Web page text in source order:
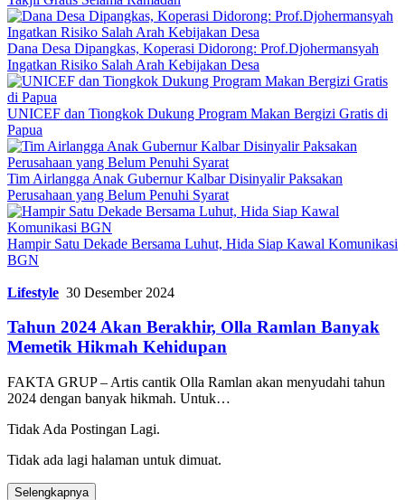
Dana Desa Dipangkas, Koperasi Didorong: Prof.Djohermansyah
Ingatkan Risiko Salah Arah Kebijakan Desa
UNICEF dan Tiongkok Dukung Program Makan Bergizi Gratis di
Papua
Tim Airlangga Anak Gubernur Kalbar Disinyalir Paksakan
Perusahaan yang Belum Penuhi Syarat
Hampir Satu Dekade Bersama Luhut, Hida Siap Kawal Komunikasi
BGN
Lifestyle 30 Desember 2024
Tahun 2024 Akan Berakhir, Olla Ramlan Banyak
Memetik Hikmah Kehidupan
FAKTA GRUP – Artis cantik Olla Ramlan akan menyudahi tahun
2024 dengan banyak hikmah. Untuk…
Tidak Ada Postingan Lagi.
Tidak ada lagi halaman untuk dimuat.
Selengkapnya